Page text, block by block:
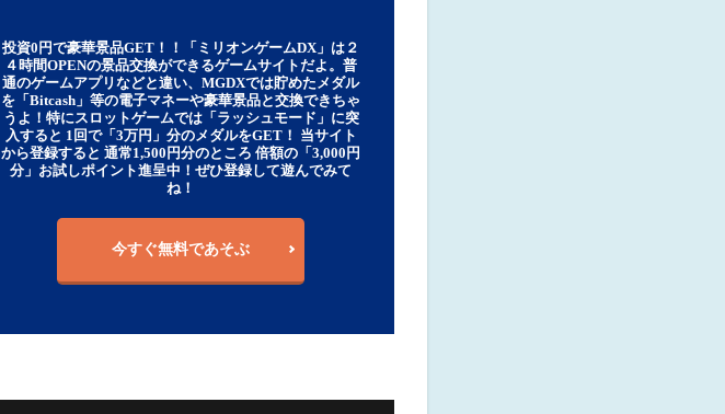
投資0円で豪華景品GET！！「ミリオンゲームDX」は２
４時間OPENの景品交換ができるゲームサイトだよ。普
通のゲームアプリなどと違い、MGDXでは貯めたメダル
を「Bitcash」等の電子マネーや豪華景品と交換できちゃ
うよ！特にスロットゲームでは「ラッシュモード」に突
入すると 1回で「3万円」分のメダルをGET！ 当サイト
から登録すると 通常1,500円分のところ 倍額の「3,000円
分」お試しポイント進呈中！ぜひ登録して遊んでみて
ね！
今すぐ無料であそぶ